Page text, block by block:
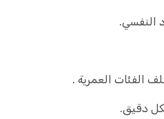
النفسي.
الفئات العمرية .
دقيق.